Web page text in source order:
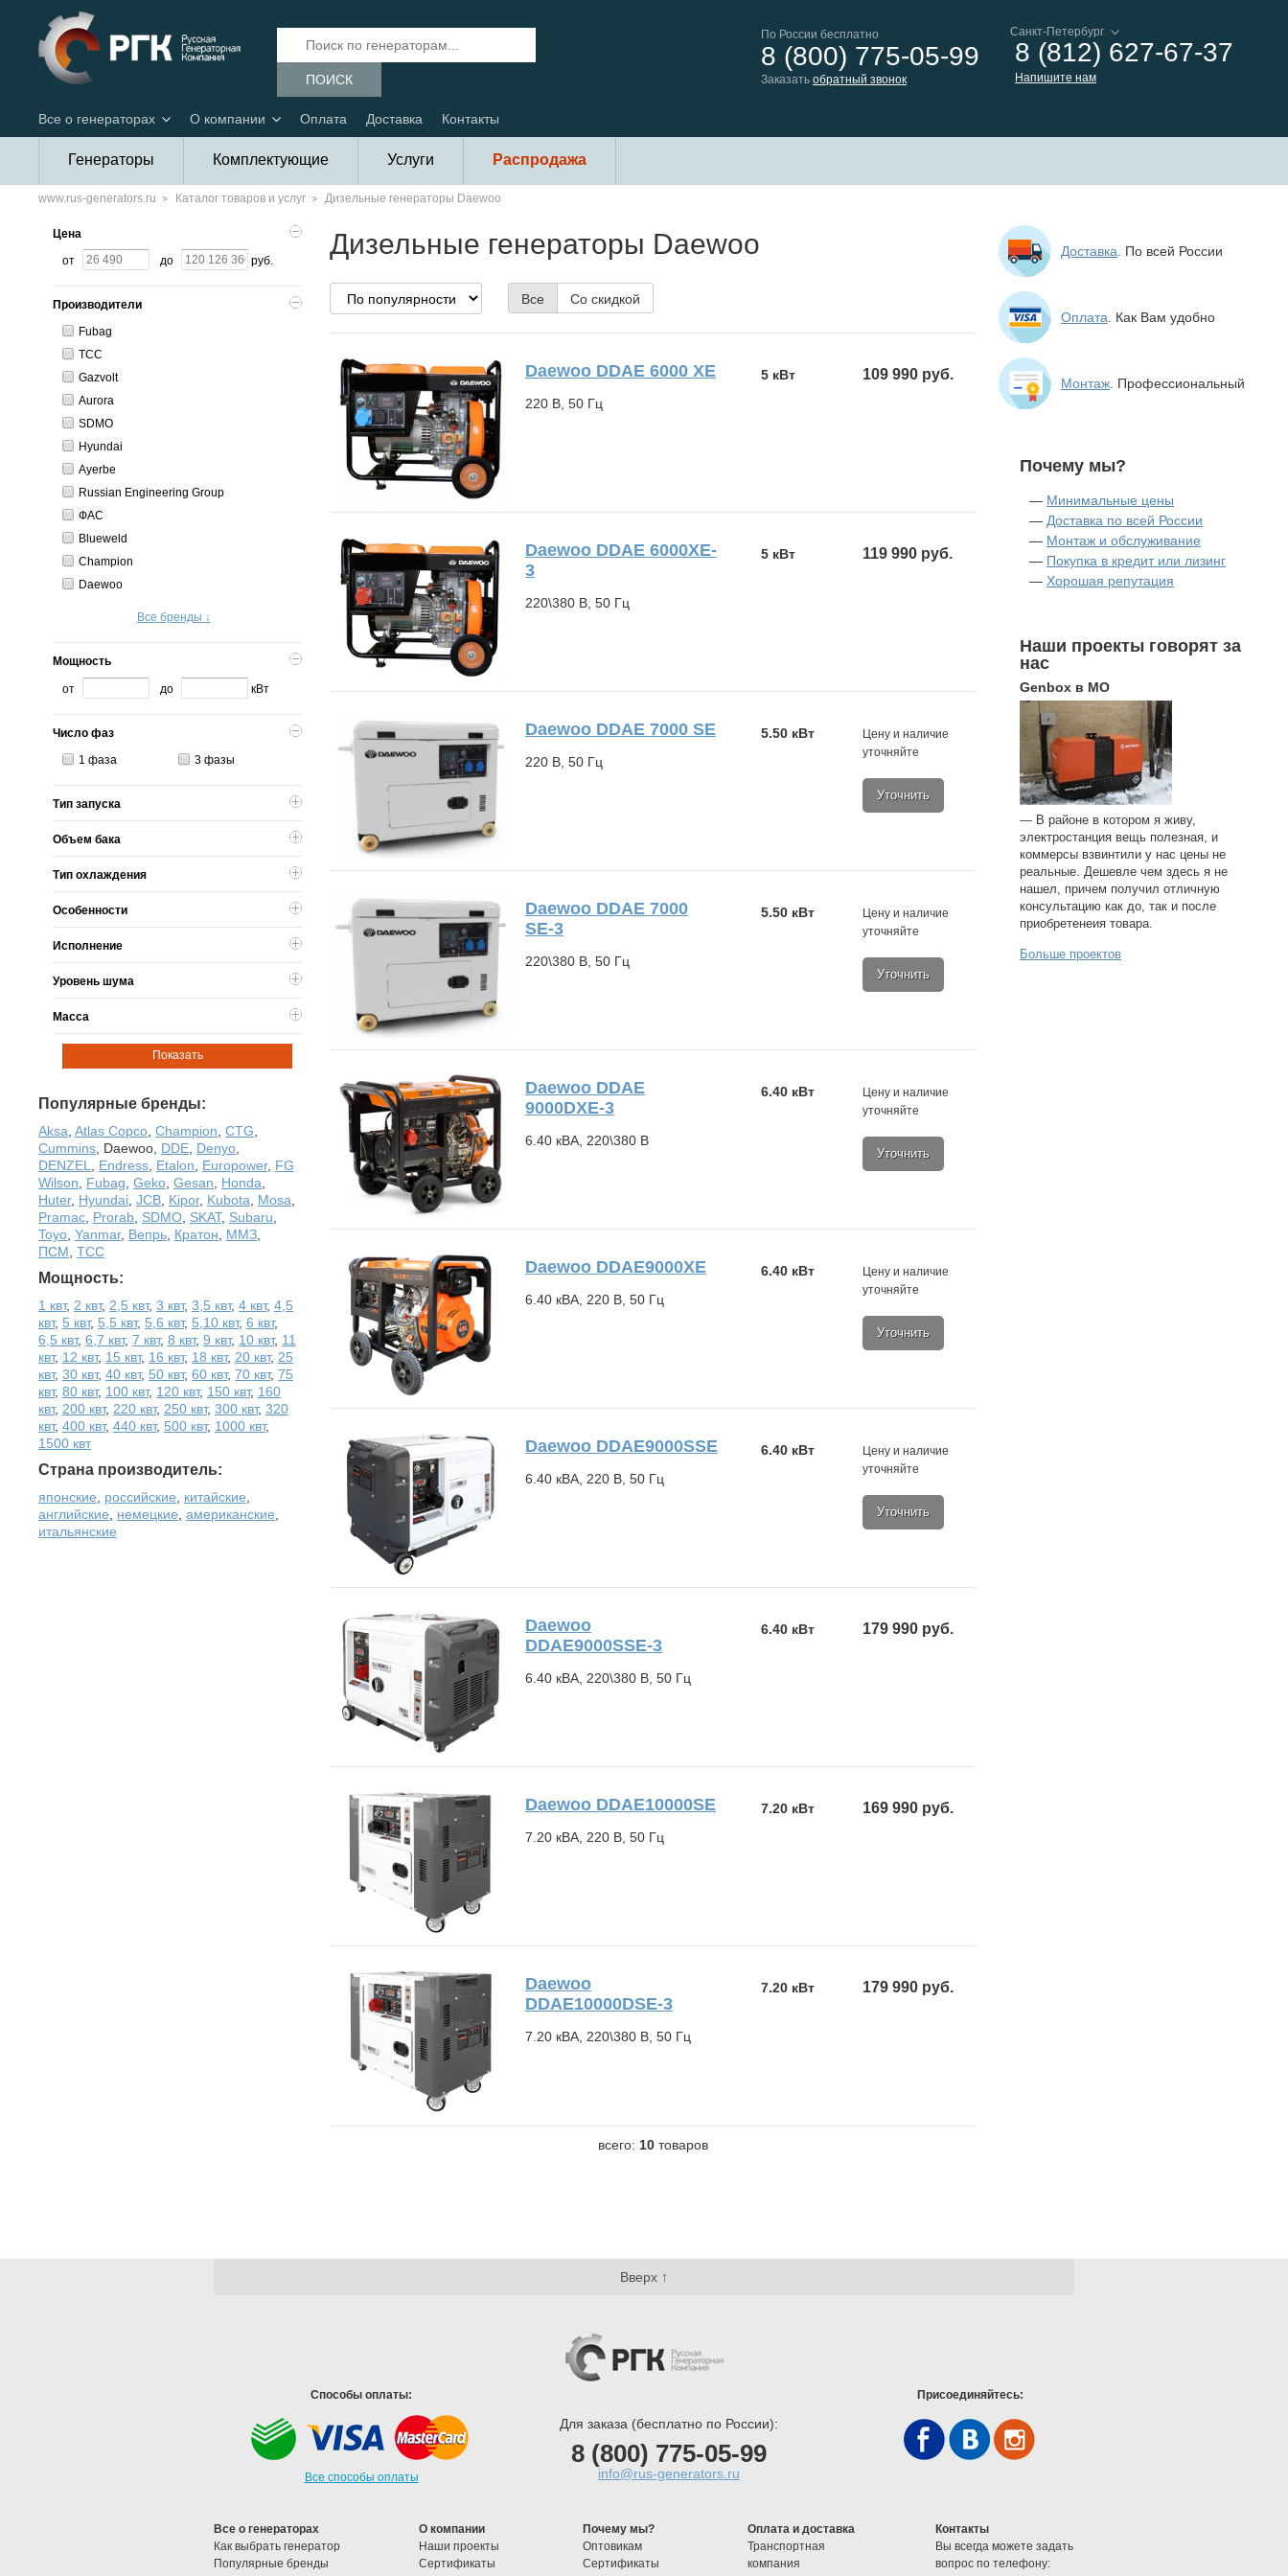
ПОИСК
По России бесплатно
8 (800) 775-05-99
Заказать обратный звонок
8 (812) 627-67-37
Напишите нам
Все о генераторах О компании Оплата Доставка Контакты
Генераторы Комплектующие Услуги Распродажа
www.rus-generators.ru Каталог товаров и услуг Дизельные генераторы Daewoo
Цена
от до руб.
Производители
Fubag
ТСС
Gazvolt
Aurora
SDMO
Hyundai
Ayerbe
Russian Engineering Group
ФАС
Blueweld
Champion
Daewoo
Все бренды ↓
Мощность
от до кВт
Число фаз
1 фаза 3 фазы
Тип запуска
Объем бака
Тип охлаждения
Особенности
Исполнение
Уровень шума
Масса
Показать
Популярные бренды:
Aksa Atlas Copco Champion CTG
Cummins Daewoo DDE Denyo
DENZEL
Endress Etalon Europower, FG
Wilson
Fubag Geko Gesan Honda
Huter, Hyundai JCB Kipor, Kubota Mosa
Pramac Prorab SDMO SKAT, Subaru
Toyo Yanmar, Вепрь Кратон ММЗ
ПСМ ТСС
Мощность:
1 квт, 2 квт, 2,5 квт, 3 квт, 3,5 квт, 4 квт, 4,5
квт, 5 квт, 5,5 квт, 5,6 квт, 5,10 квт, 6 квт,
6,5 квт, 6,7 квт, 7 квт, 8 квт, 9 квт, 10 квт, 11
квт, 12 квт, 15 квт, 16 квт, 18 квт, 20 квт, 25
квт, 30 квт, 40 квт, 50 квт, 60 квт, 70 квт, 75
квт, 80 квт, 100 квт, 120 квт, 150 квт, 160
квт, 200 квт, 220 квт, 250 квт, 300 квт, 320
квт, 400 квт, 440 квт, 500 квт, 1000 квт,
1500 квт
Страна производитель:
японские российские китайские
английские
немецкие американские
итальянские
Дизельные генераторы Daewoo
Все Со скидкой
Daewoo DDAE 6000 XE
220 В, 50 Гц
109 990 руб.
5 кВт
Daewoo DDAE 6000XE-
3
220\380 В, 50 Гц
119 990 руб.
5 кВт
Daewoo DDAE 7000 SE
220 В, 50 Гц
Цену и наличие
уточняйте
Уточнить
5.50 кВт
Daewoo DDAE 7000
SE-3
220\380 В, 50 Гц
Цену и наличие
уточняйте
Уточнить
5.50 кВт
Daewoo DDAE
9000DХE-3
6.40 кВА, 220\380 В
Цену и наличие
уточняйте
Уточнить
6.40 кВт
Daewoo DDAE9000XE
6.40 кВА, 220 В, 50 Гц
Цену и наличие
уточняйте
Уточнить
6.40 кВт
Daewoo DDAE9000SSE
6.40 кВА, 220 В, 50 Гц
Цену и наличие
уточняйте
Уточнить
6.40 кВт
Daewoo
DDAE9000SSE-3
6.40 кВА, 220\380 В, 50 Гц
179 990 руб.
6.40 кВт
Daewoo DDAE10000SE
7.20 кВА, 220 В, 50 Гц
169 990 руб.
7.20 кВт
Daewoo
DDAE10000DSE-3
7.20 кВА, 220\380 В, 50 Гц
179 990 руб.
7.20 кВт
всего: 10товаров
Доставка . По всей России
Оплата . Как Вам удобно
Монтаж . Профессиональный
Почему мы?
— Минимальные цены
— Доставка по всей России
— Монтаж и обслуживание
— Покупка в кредит или лизинг
— Хорошая репутация
Наши проекты говорят за
нас
Genbox в МО
— В районе в котором я живу,
электростанция вещь полезная, и
коммерсы взвинтили у нас цены не
реальные. Дешевле чем здесь я не
нашел, причем получил отличную
консультацию как до, так и после
приобретенеия товара.
Больше проектов
Вверх ↑
Способы оплаты:
Все способы оплаты
Для заказа (бесплатно по России):
8 (800) 775-05-99
info@rus-generators.ru
Присоединяйтесь:
Все о генераторах
Как выбрать генератор
Популярные бренды
О компании
Наши проекты
Cертификаты
Почему мы?
Оптовикам
Cертификаты
Оплата и доставка
Транспортная
компания
Контакты
Вы всегда можете задать
вопрос по телефону: